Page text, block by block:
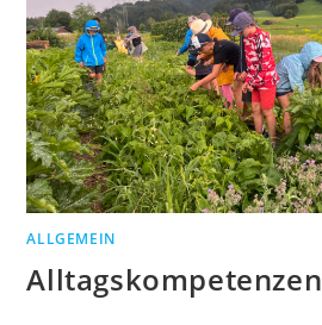
ALLGEMEIN
Alltagskompetenzen